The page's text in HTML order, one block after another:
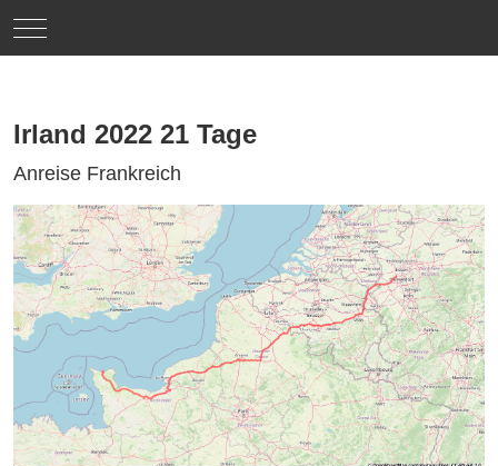
Mobile Menu Toggle
Irland 2022 21 Tage
Anreise Frankreich